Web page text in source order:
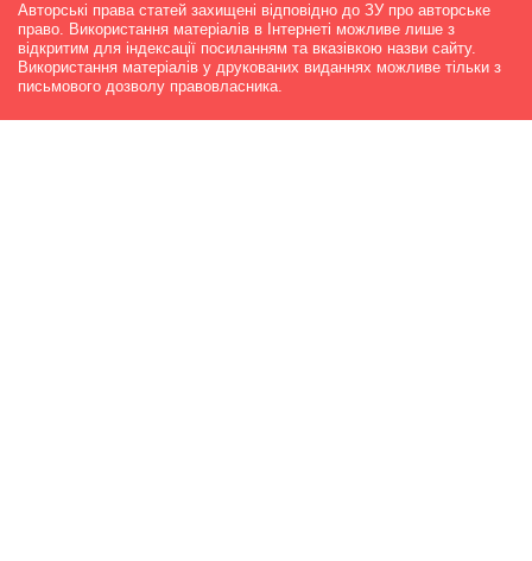
Авторські права статей захищені відповідно до ЗУ про авторське
право. Використання матеріалів в Інтернеті можливе лише з
відкритим для індексації посиланням та вказівкою назви сайту.
Використання матеріалів у друкованих виданнях можливе тільки з
письмового дозволу правовласника.